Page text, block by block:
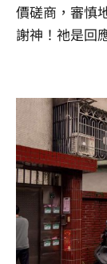
價磋商，審慎
謝神！祂是回